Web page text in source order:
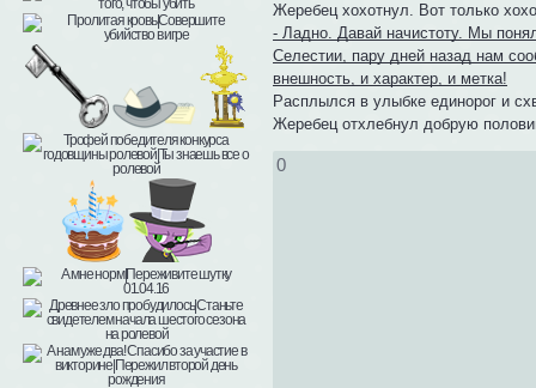
Жеребец хохотнул. Вот только
- Ладно. Давай начистоту. Мы
Селестии, пару дней назад нам
внешность, и характер, и метка!
Расплылся в улыбке единорог и
Жеребец отхлебнул добрую
0